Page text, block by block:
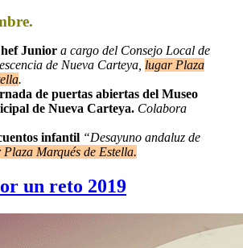
Junior a cargo del Consejo Local de
de Nueva Carteya, lugar Plaza
.
de puertas abiertas del Museo
de Nueva Carteya. Colabora
infantil “Desayuno andaluz de
Plaza Marqués de Estella.
un reto 2019